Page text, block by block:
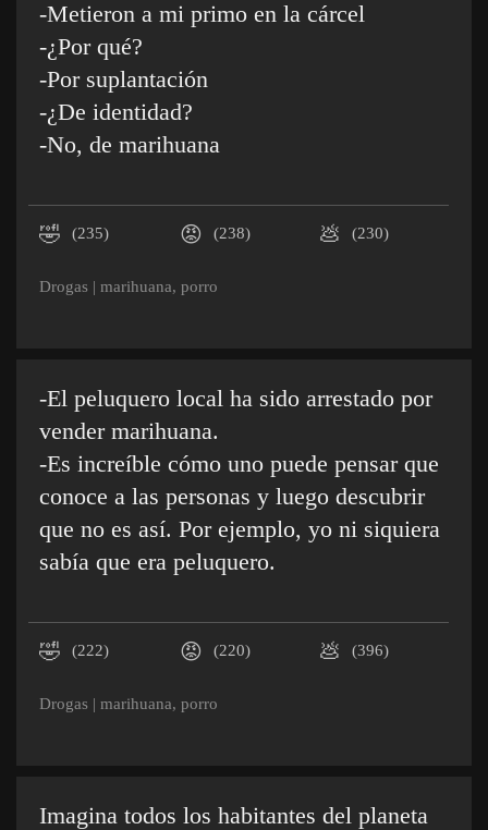
-Metieron a mi primo en la cárcel
-¿Por qué?
-Por suplantación
-¿De identidad?
-No, de marihuana
🤣 (235) 😡 (238) 💩 (230)
Drogas | marihuana, porro
-El peluquero local ha sido arrestado por
vender marihuana.
-Es increíble cómo uno puede pensar que
conoce a las personas y luego descubrir
que no es así. Por ejemplo, yo ni siquiera
sabía que era peluquero.
🤣 (222) 😡 (220) 💩 (396)
Drogas | marihuana, porro
Imagina todos los habitantes del planeta